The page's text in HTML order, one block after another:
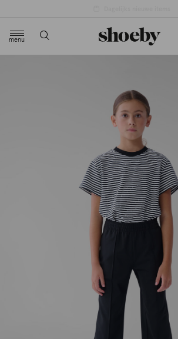
menu